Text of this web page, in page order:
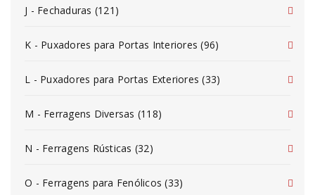
J - Fechaduras (121)
K - Puxadores para Portas Interiores (96)
L - Puxadores para Portas Exteriores (33)
M - Ferragens Diversas (118)
N - Ferragens Rústicas (32)
O - Ferragens para Fenólicos (33)